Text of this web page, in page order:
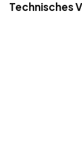
Technisches